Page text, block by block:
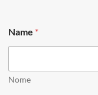
*
E
a
i
Name *
Nome